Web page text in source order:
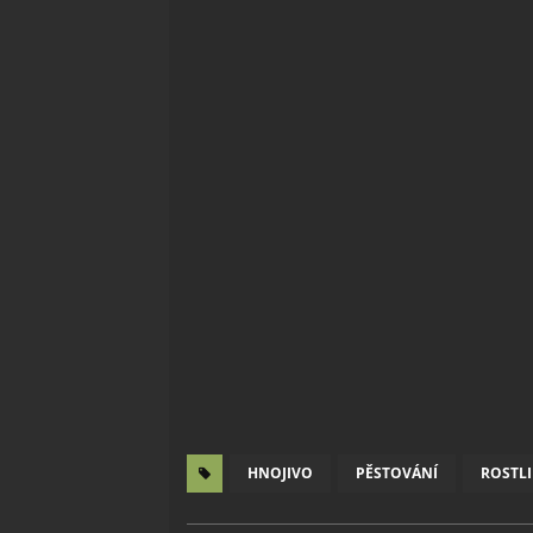
HNOJIVO PĚSTOVÁNÍ